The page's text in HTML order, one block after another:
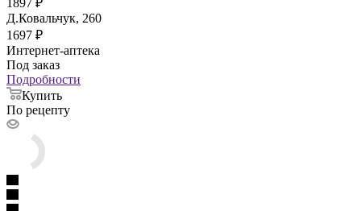
1897 ₽
Д.Ковальчук, 260
1697 ₽
Интернет-аптека
Под заказ
Подробности
Купить
По рецепту